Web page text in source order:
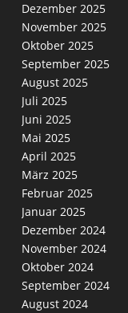
Dezember 2025
November 2025
Oktober 2025
September 2025
August 2025
Juli 2025
Juni 2025
Mai 2025
April 2025
März 2025
Februar 2025
Januar 2025
Dezember 2024
November 2024
Oktober 2024
September 2024
August 2024